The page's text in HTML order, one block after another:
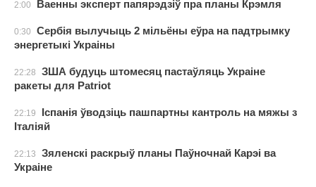
2:00 Ваенны эксперт папярэдзіў пра планы Крэмля
0:30
Сербія вылучыць 2 мільёны еўра на падтрымку
энергетыкі Украіны
22:28
ЗША будуць штомесяц пастаўляць Украіне
ракеты для Patriot
22:19
Іспанія ўводзіць пашпартны кантроль на мяжы з
Італіяй
22:13
Зяленскі раскрыў планы Паўночнай Карэі ва
Украіне